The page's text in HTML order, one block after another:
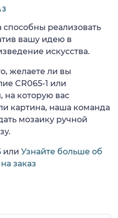
реализовать
вашу идею в
искусства.
желаете ли вы
CR065-1 или
на которую вас
картина, наша команда
мозаику ручной
или Узнайте больше об
заказ